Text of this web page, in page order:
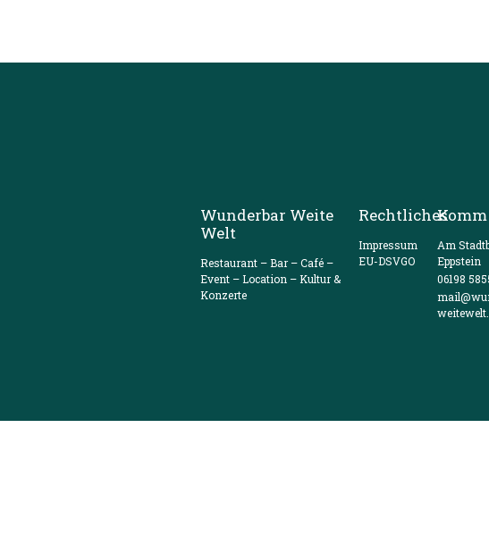
Wunderbar Weite
Welt
Restaurant – Bar – Café –
Event – Location – Kultur &
Konzerte
Rechtliches
Impressum
EU-DSVGO
Am
Eppstein
06198